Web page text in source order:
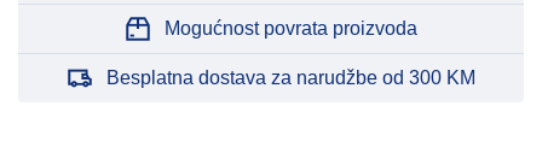
Mogućnost povrata proizvoda
Besplatna dostava za narudžbe od 300 KM